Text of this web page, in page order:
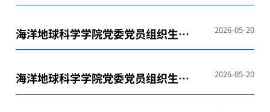
学习参考（2025年9月）
海洋地球科学学院党委党员组织生活
学习参考（2025年10月）
2026-05-20
海洋地球科学学院党委党员组织生活
学习参考（2025年11月）
2026-05-20